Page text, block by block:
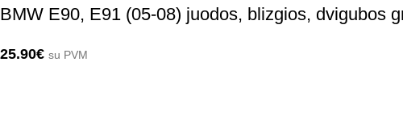
BMW E90, E91 (05-08) juodos, blizgios, dvigubos
25.90€ su PVM